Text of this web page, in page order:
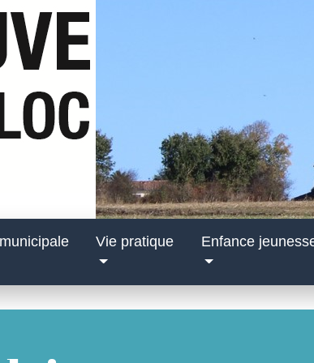
Vie pratique Enfance